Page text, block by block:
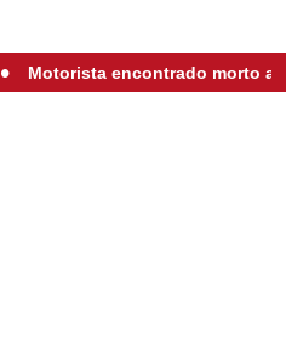
Motorista encontrado morto após